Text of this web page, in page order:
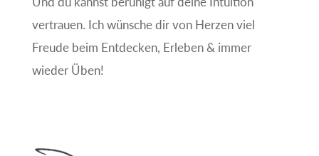
vertrauen. Ich wünsche dir von Herzen viel
Freude beim Entdecken, Erleben & immer
wieder Üben!